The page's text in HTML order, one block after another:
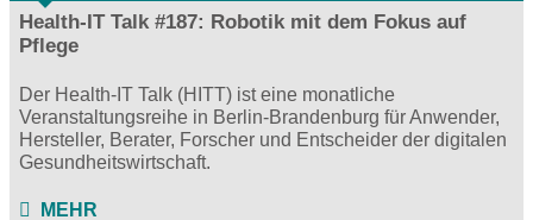
Health-IT Talk #187: Robotik mit dem Fokus auf
Pflege
Der Health-IT Talk (HITT) ist eine monatliche
Veranstaltungsreihe in Berlin-Brandenburg für Anwender,
Hersteller, Berater, Forscher und Entscheider der digitalen
Gesundheitswirtschaft.
MEHR